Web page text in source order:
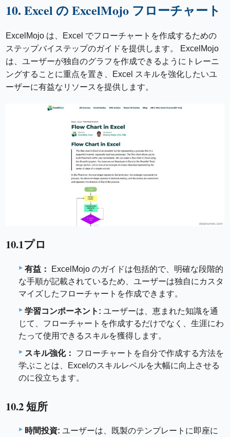
10. Excel の ExcelMojo フローチャート
ExcelMojo は、Excel でフローチャートを作成するための
ステップバイステップのガイドを提供します。 ExcelMojo
は、ユーザーが独自のグラフを作成できるようにトレーニ
ングすることに重点を置き、Excel スキルを強化したいユ
ーザーに有益なリソースを提供します。
10.1プロ
有益：
ExcelMojo のガイドは包括的で、明確な段階的
な手順が記載されているため、ユーザーは独自にカスタ
マイズしたフローチャートを作成できます。
学習コンポーネント: ユーザーは、恵まれた知識を通
じて、フローチャートを作成するだけでなく、生涯にわ
たって使用できるスキルを獲得します。
スキル強化：
フローチャートを自分で作成する方法を
学ぶことは、Excelのスキルレベルを大幅に向上させる
のに役立ちます。
10.2 短所
時間投資: ユーザーは、既製のテンプレートに即座に